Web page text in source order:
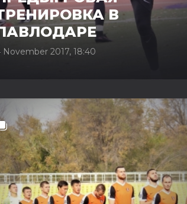
В
November 2017, 18:40